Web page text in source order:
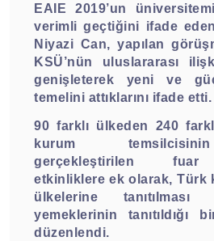
EAIE 2019’un
verimli geçtiğini ifade
Niyazi Can, yapılan
KSÜ’nün uluslararası
genişleterek yeni ve
temelini attıklarını ifade etti.
90 farklı ülkeden 240
kurum
gerçekleştirilen fuar
etkinliklere ek olarak, Türk
ülkelerine tanıtılması
yemeklerinin tanıtıldığı
düzenlendi.